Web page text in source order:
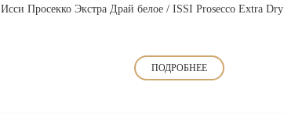
Исси Просекко Экстра Драй белое / ISSI Prosecco Extra Dry
ПОДРОБНЕЕ